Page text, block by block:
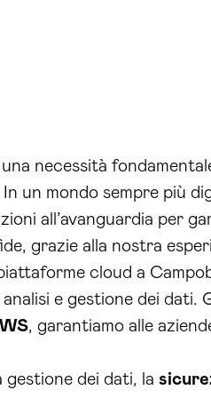
necessità
un mondo sempre più
all’avanguardia per
grazie alla nostra
cloud a
e gestione dei dati.
, garantiamo alle
dei dati, la